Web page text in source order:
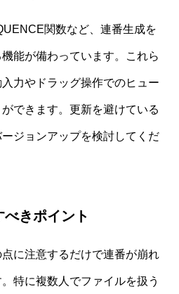
関数など、連番生成を
能が備わっています。これら
力やドラッグ操作でのヒュー
できます。更新を避けている
ジョンアップを検討してくだ
べきポイント
に注意するだけで連番が崩れ
特に複数人でファイルを扱う